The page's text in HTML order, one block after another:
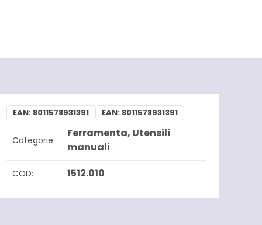
EAN: 8011578931391 EAN: 8011578931391
Categorie:
Ferramenta, Utensili
manuali
COD: 1512.010